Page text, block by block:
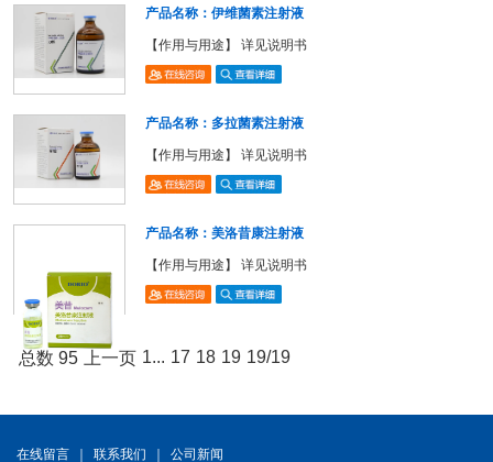
产品名称：伊维菌素注射液
【作用与用途】 详见说明书
产品名称：多拉菌素注射液
【作用与用途】 详见说明书
产品名称：美洛昔康注射液
【作用与用途】 详见说明书
总数 95 上一页 1... 17 18 19 19/19
在线留言 联系我们 公司新闻